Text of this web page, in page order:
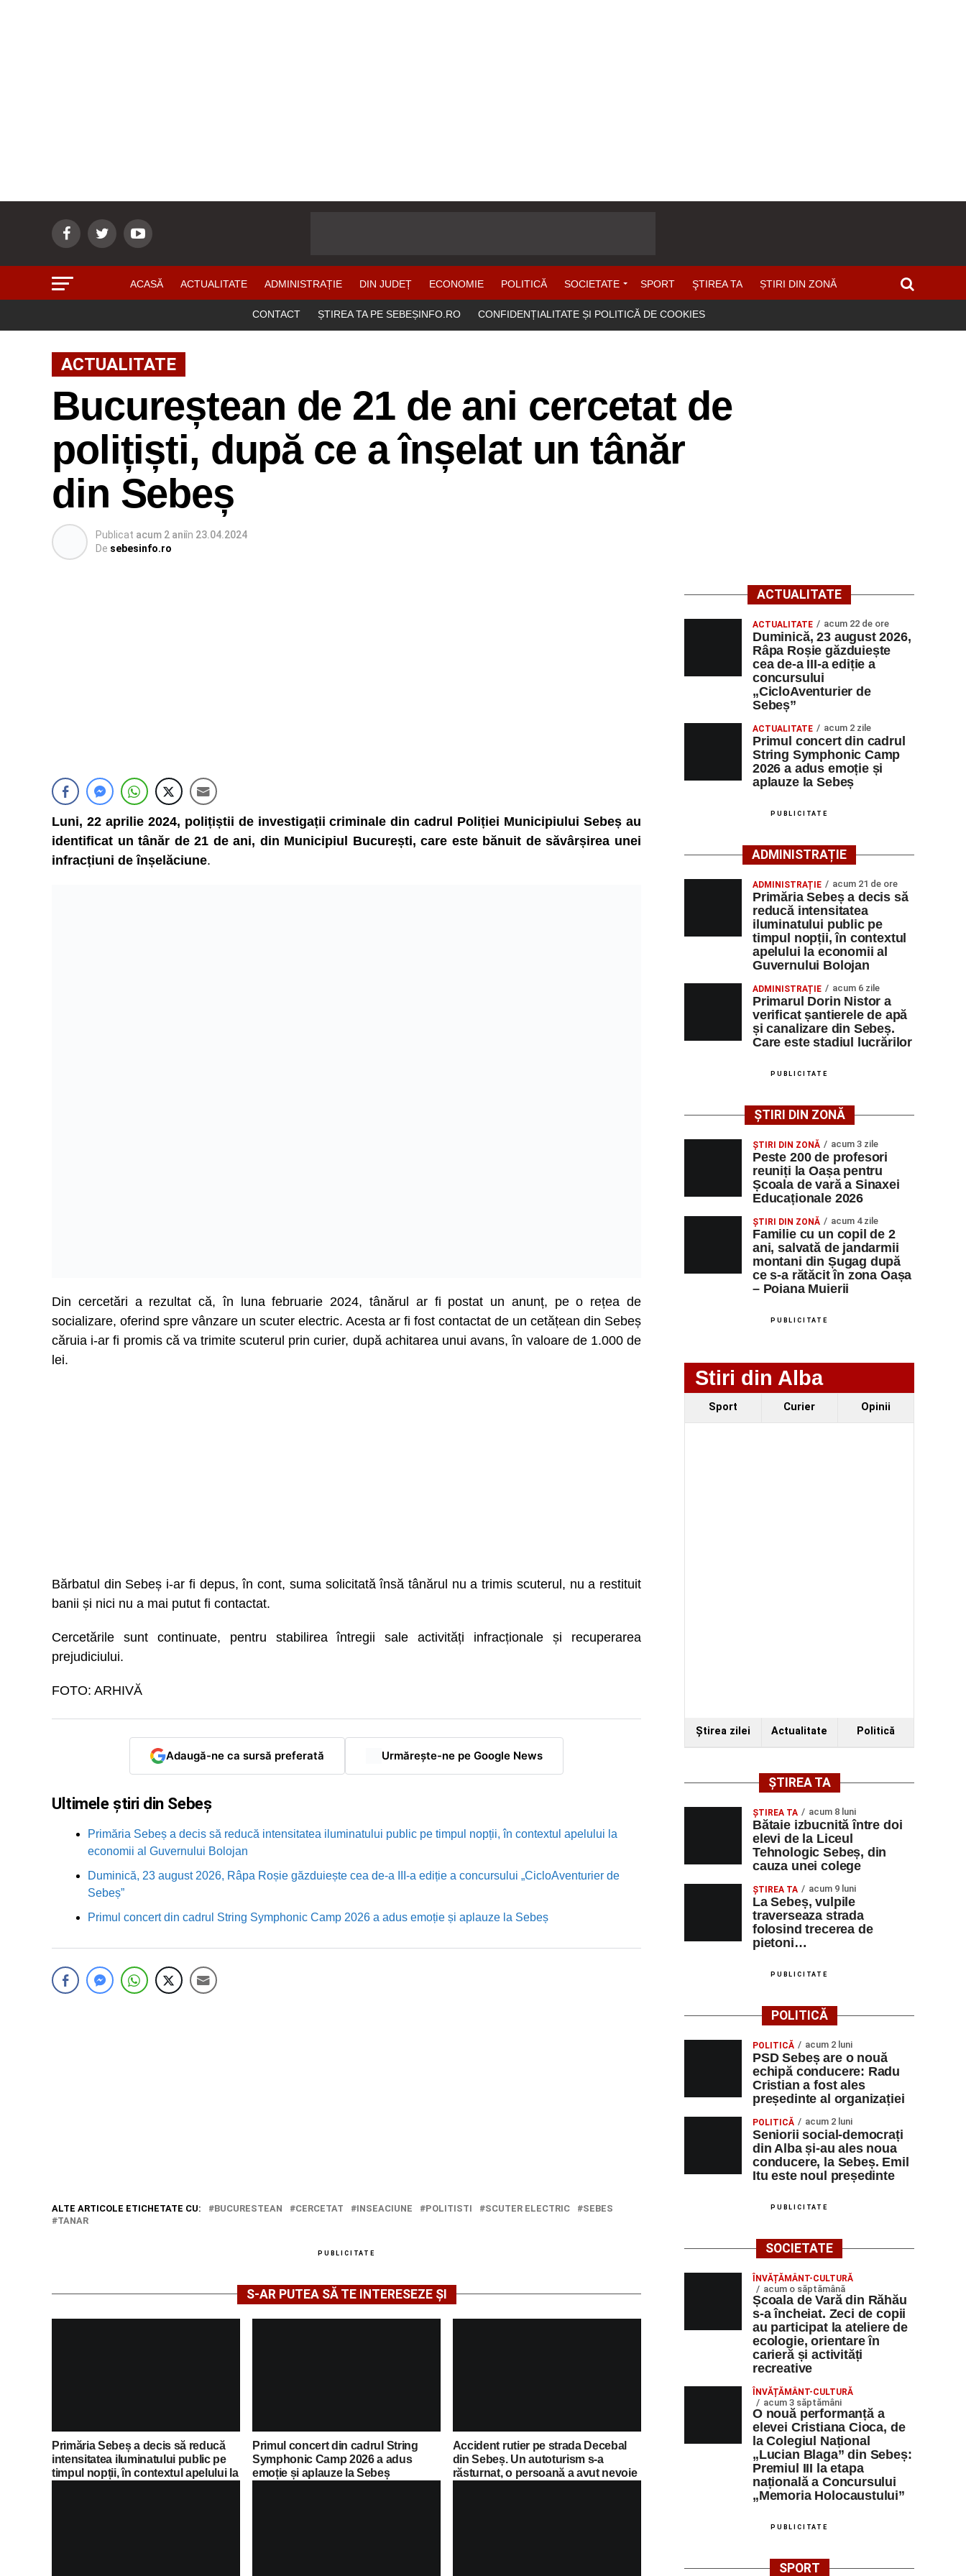
ACASĂ ACTUALITATE ADMINISTRAȚIE DIN JUDEȚ ECONOMIE POLITICĂ SOCIETATE SPORT ŞTIREA TA ȘTIRI DIN ZONĂ
CONTACT ȘTIREA TA PE SEBEȘINFO.RO CONFIDENȚIALITATE ȘI POLITICĂ DE COOKIES
ACTUALITATE
Bucureștean de 21 de ani cercetat de
polițiști, după ce a înșelat un tânăr
din Sebeș
Publicat acum 2 aniîn 23.04.2024
De sebesinfo.ro
Luni, 22 aprilie 2024, polițiștii de investigații criminale din cadrul Poliției Municipiului Sebeș au
identificat un tânăr de 21 de ani, din Municipiul București, care este bănuit de săvârșirea unei
infracțiuni de înșelăciune.
Din cercetări a rezultat că, în luna februarie 2024, tânărul ar fi postat un anunț, pe o rețea de
socializare, oferind spre vânzare un scuter electric. Acesta ar fi fost contactat de un cetățean din Sebeș
căruia i-ar fi promis că va trimite scuterul prin curier, după achitarea unui avans, în valoare de 1.000 de
lei.
Bărbatul din Sebeș i-ar fi depus, în cont, suma solicitată însă tânărul nu a trimis scuterul, nu a restituit
banii și nici nu a mai putut fi contactat.
Cercetările sunt continuate, pentru stabilirea întregii sale activități infracționale și recuperarea
prejudiciului.
FOTO: ARHIVĂ
Adaugă-ne ca sursă preferată Urmărește-ne pe Google News
Ultimele știri din Sebeș
Primăria Sebeș a decis să reducă intensitatea iluminatului public pe timpul nopții, în contextul apelului la
economii al Guvernului Bolojan
Duminică, 23 august 2026, Râpa Roșie găzduiește cea de-a III-a ediție a concursului „CicloAventurier de
Sebeș”
Primul concert din cadrul String Symphonic Camp 2026 a adus emoție și aplauze la Sebeș
ALTE ARTICOLE ETICHETATE CU: BUCURESTEAN CERCETAT INSEACIUNE POLITISTI SCUTER ELECTRIC
SEBES
TANAR
PUBLICITATE
S-AR PUTEA SĂ TE INTERESEZE ȘI
Primăria Sebeș a decis să reducă
intensitatea iluminatului public pe
timpul nopții, în contextul apelului la
Primul concert din cadrul String
Symphonic Camp 2026 a adus
emoție și aplauze la Sebeș
Accident rutier pe strada Decebal
din Sebeș. Un autoturism s-a
răsturnat, o persoană a avut nevoie
ACTUALITATE
ACTUALITATE acum 22 de ore
Duminică, 23 august 2026,
Râpa Roșie găzduiește
cea de-a III-a ediție a
concursului
„CicloAventurier de
Sebeș”
ACTUALITATE acum 2 zile
Primul concert din cadrul
String Symphonic Camp
2026 a adus emoție și
aplauze la Sebeș
PUBLICITATE
ADMINISTRAȚIE
ADMINISTRAȚIE acum 21 de ore
Primăria Sebeș a decis să
reducă intensitatea
iluminatului public pe
timpul nopții, în contextul
apelului la economii al
Guvernului Bolojan
ADMINISTRAȚIE acum 6 zile
Primarul Dorin Nistor a
verificat șantierele de apă
și canalizare din Sebeș.
Care este stadiul lucrărilor
PUBLICITATE
ȘTIRI DIN ZONĂ
ȘTIRI DIN ZONĂ acum 3 zile
Peste 200 de profesori
reuniți la Oașa pentru
Școala de vară a Sinaxei
Educaționale 2026
ȘTIRI DIN ZONĂ acum 4 zile
Familie cu un copil de 2
ani, salvată de jandarmii
montani din Șugag după
ce s-a rătăcit în zona Oașa
– Poiana Muierii
PUBLICITATE
Stiri din Alba
Sport Curier Opinii
Ştirea zilei Actualitate Politică
ȘTIREA TA
ŞTIREA TA acum 8 luni
Bătaie izbucnită între doi
elevi de la Liceul
Tehnologic Sebeș, din
cauza unei colege
ŞTIREA TA acum 9 luni
La Sebeș, vulpile
traverseaza strada
folosind trecerea de
pietoni…
PUBLICITATE
POLITICĂ
POLITICĂ acum 2 luni
PSD Sebeș are o nouă
echipă conducere: Radu
Cristian a fost ales
președinte al organizației
POLITICĂ acum 2 luni
Seniorii social-democrați
din Alba și-au ales noua
conducere, la Sebeș. Emil
Itu este noul președinte
PUBLICITATE
SOCIETATE
ÎNVĂȚĂMÂNT-CULTURĂ
acum o săptămână
Școala de Vară din Răhău
s-a încheiat. Zeci de copii
au participat la ateliere de
ecologie, orientare în
carieră și activități
recreative
ÎNVĂȚĂMÂNT-CULTURĂ
acum 3 săptămâni
O nouă performanță a
elevei Cristiana Cioca, de
la Colegiul Național
„Lucian Blaga” din Sebeș:
Premiul III la etapa
națională a Concursului
„Memoria Holocaustului”
PUBLICITATE
SPORT